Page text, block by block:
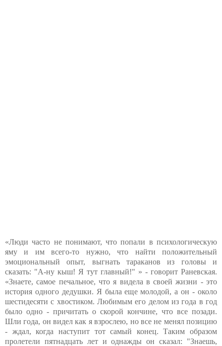
«Люди часто не понимают, что попали в психологическую
яму и им всего-то нужно, что найти положительный
эмоциональный опыт, выгнать тараканов из головы и
сказать: "А-ну кыш! Я тут главный!" » - говорит Раневская.
«Знаете, самое печальное, что я видела в своей жизни - это
история одного дедушки. Я была еще молодой, а он - около
шестидесяти с хвостиком. Любимым его делом из года в год
было одно - причитать о скорой кончине, что все позади.
Шли года, он видел как я взрослею, но все не менял позицию
- ждал, когда наступит тот самый конец. Таким образом
пролетели пятнадцать лет и однажды он сказал: "Знаешь,